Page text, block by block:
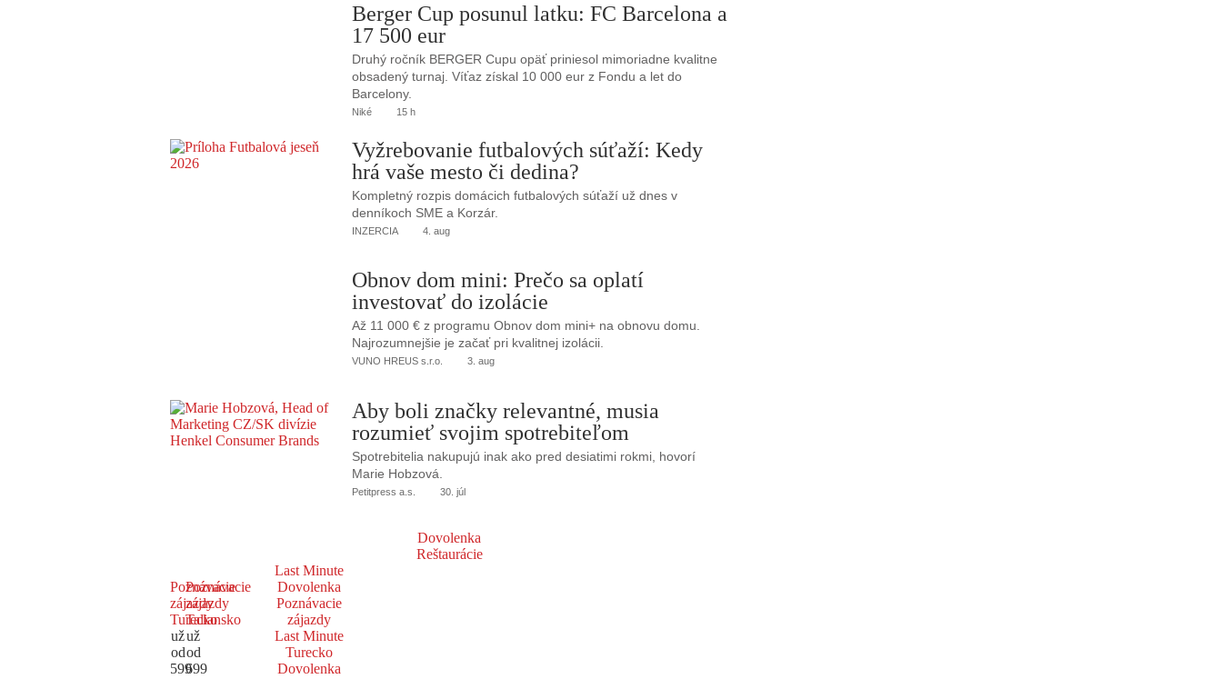
Berger Cup posunul latku: FC Barcelona a
17 500 eur
Druhý ročník BERGER Cupu opäť priniesol mimoriadne kvalitne
obsadený turnaj. Víťaz získal 10 000 eur z Fondu a let do
Barcelony.
Niké 15 h
Vyžrebovanie futbalových súťaží: Kedy
hrá vaše mesto či dedina?
Kompletný rozpis domácich futbalových súťaží už dnes v
denníkoch SME a Korzár.
INZERCIA 4. aug
Obnov dom mini: Prečo sa oplatí
investovať do izolácie
Až 11 000 € z programu Obnov dom mini+ na obnovu domu.
Najrozumnejšie je začať pri kvalitnej izolácii.
VUNO HREUS s.r.o. 3. aug
Aby boli značky relevantné, musia
rozumieť svojim spotrebiteľom
Spotrebitelia nakupujú inak ako pred desiatimi rokmi, hovorí
Marie Hobzová.
Petitpress a.s. 30. júl
Dovolenka
Reštaurácie
Poznávacie
zájazdy
Turecko
už
od
599
Poznávacie
zájazdy
Taliansko
už
od
699
Last Minute
Dovolenka
Poznávacie
zájazdy
Last Minute
Turecko
Dovolenka